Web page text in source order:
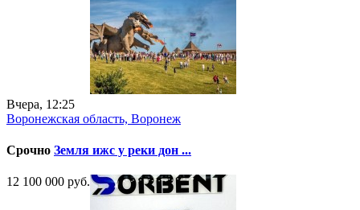
Вчера, 12:25
Воронежская область, Воронеж
Срочно Земля ижс у реки дон ...
12 100 000 руб.